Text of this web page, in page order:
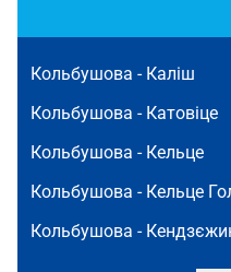
Кольбушова - Каліш
Кольбушова - Катовіце
Кольбушова - Кельце
Кольбушова - Кельце
Кольбушова -